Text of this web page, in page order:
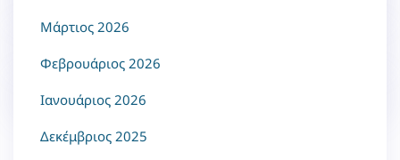
Μάρτιος 2026
Φεβρουάριος 2026
Ιανουάριος 2026
Δεκέμβριος 2025